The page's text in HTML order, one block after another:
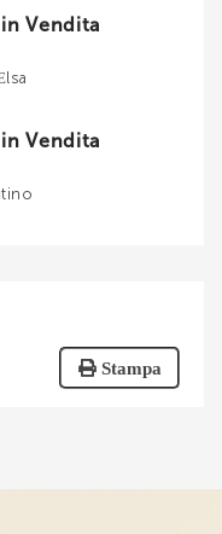
Vendita
Vendita
Stampa